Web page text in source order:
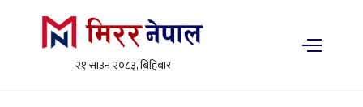
२१ साउन २०८३, बिहिबार